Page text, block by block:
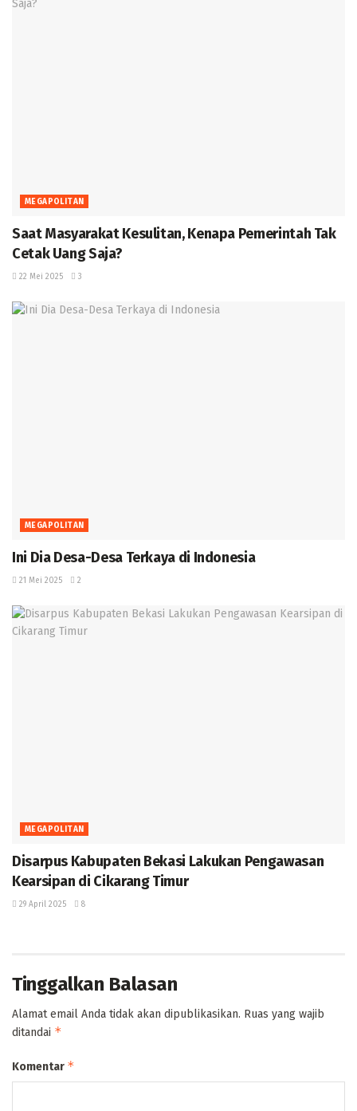
MEGAPOLITAN
Saat Masyarakat Kesulitan, Kenapa Pemerintah Tak
Cetak Uang Saja? ‎
22 Mei 2025 3
MEGAPOLITAN
‎Ini Dia Desa-Desa Terkaya di Indonesia
21 Mei 2025 2
MEGAPOLITAN
Disarpus Kabupaten Bekasi Lakukan Pengawasan
Kearsipan di Cikarang Timur
29 April 2025 8
Tinggalkan Balasan
Alamat email Anda tidak akan dipublikasikan. Ruas yang wajib
ditandai *
Komentar *